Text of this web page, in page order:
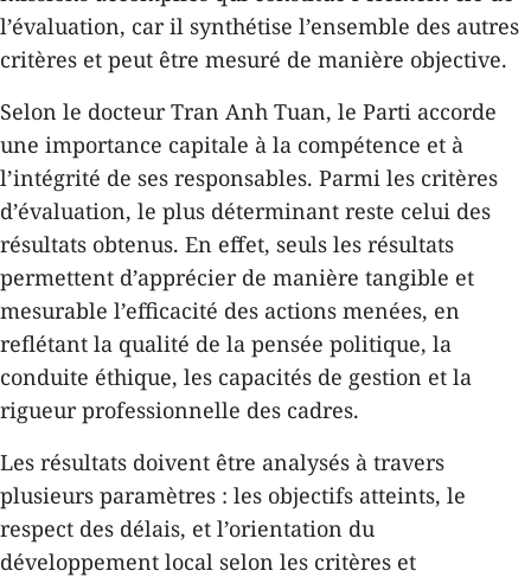
l’évaluation, car il synthétise l’ensemble des autres
critères et peut être mesuré de manière objective.
Selon le docteur Tran Anh Tuan, le Parti accorde
une importance capitale à la compétence et à
l’intégrité de ses responsables. Parmi les critères
d’évaluation, le plus déterminant reste celui des
résultats obtenus. En effet, seuls les résultats
permettent d’apprécier de manière tangible et
mesurable l’efficacité des actions menées, en
reflétant la qualité de la pensée politique, la
conduite éthique, les capacités de gestion et la
rigueur professionnelle des cadres.
Les résultats doivent être analysés à travers
plusieurs paramètres : les objectifs atteints, le
respect des délais, et l’orientation du
développement local selon les critères et